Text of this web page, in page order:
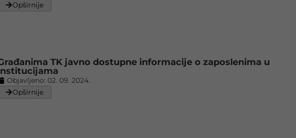
Opširnije
TK javno dostupne informacije o zaposlenima u
Objavljeno: 02. 09. 2024.
Opširnije